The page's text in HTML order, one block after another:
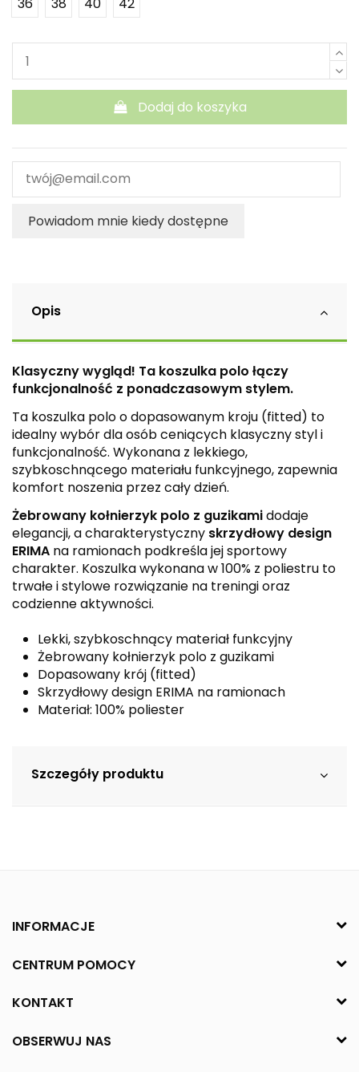
Dodaj do koszyka
Powiadom mnie kiedy dostępne
Opis
Klasyczny wygląd! Ta koszulka polo łączy
funkcjonalność z ponadczasowym stylem.
Ta koszulka polo o dopasowanym kroju (fitted) to
idealny wybór dla osób ceniących klasyczny styl i
funkcjonalność. Wykonana z lekkiego,
szybkoschnącego materiału funkcyjnego, zapewnia
komfort noszenia przez cały dzień.
Żebrowany kołnierzyk polo z guzikamidodaje
elegancji, a charakterystyczny skrzydłowy design
ERIMA na ramionach podkreśla jej sportowy
charakter. Koszulka wykonana w 100% z poliestru to
trwałe i stylowe rozwiązanie na treningi oraz
codzienne aktywności.
Lekki, szybkoschnący materiał funkcyjny
Żebrowany kołnierzyk polo z guzikami
Dopasowany krój (fitted)
Skrzydłowy design ERIMA na ramionach
Materiał: 100% poliester
Szczegóły produktu
INFORMACJE
CENTRUM POMOCY
KONTAKT
OBSERWUJ NAS